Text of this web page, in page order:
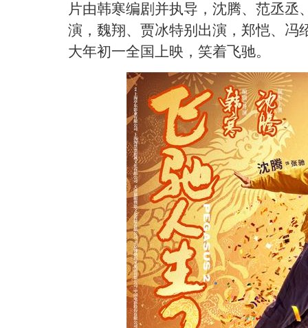
片由韩寒编剧并执导，沈腾、范丞丞
演，魏翔、贾冰特别出演，郑恺、冯
大年初一全国上映，笑着飞驰。